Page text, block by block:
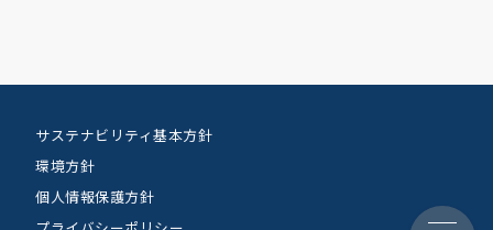
サステナビリティ基本方針
環境方針
個人情報保護方針